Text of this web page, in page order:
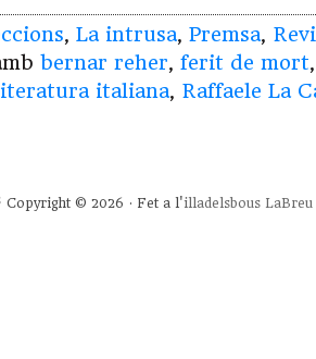
, La intrusa, Premsa,
bernar reher, ferit de mort
italiana, Raffaele La
Copyright © 2026 · Fet a l'illadelsbous